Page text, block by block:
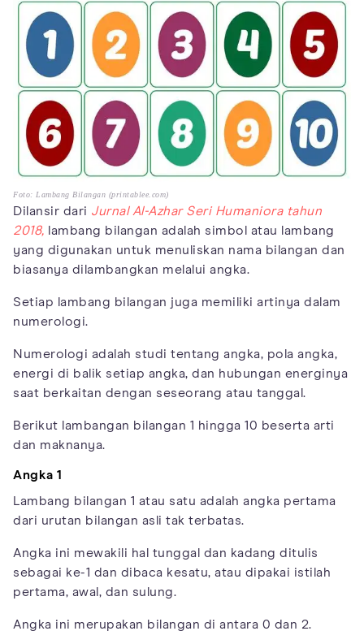
Foto: Lambang Bilangan (printablee.com)
Dilansir dari Jurnal Al-Azhar Seri Humaniora tahun
2018, lambang bilangan adalah simbol atau lambang
yang digunakan untuk menuliskan nama bilangan dan
biasanya dilambangkan melalui angka.
Setiap lambang bilangan juga memiliki artinya dalam
numerologi.
Numerologi adalah studi tentang angka, pola angka,
energi di balik setiap angka, dan hubungan energinya
saat berkaitan dengan seseorang atau tanggal.
Berikut lambangan bilangan 1 hingga 10 beserta arti
dan maknanya.
Angka 1
Lambang bilangan 1 atau satu adalah angka pertama
dari urutan bilangan asli tak terbatas.
Angka ini mewakili hal tunggal dan kadang ditulis
sebagai ke-1 dan dibaca kesatu, atau dipakai istilah
pertama, awal, dan sulung.
Angka ini merupakan bilangan di antara 0 dan 2.